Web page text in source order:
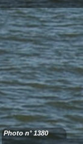
Photo n° 1380